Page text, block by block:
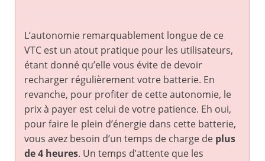
L’autonomie remarquablement longue de ce
VTC est un atout pratique pour les utilisateurs,
étant donné qu’elle vous évite de devoir
recharger régulièrement votre batterie. En
revanche, pour profiter de cette autonomie, le
prix à payer est celui de votre patience. Eh oui,
pour faire le plein d’énergie dans cette batterie,
vous avez besoin d’un temps de charge de plus
de 4 heures. Un temps d’attente que les